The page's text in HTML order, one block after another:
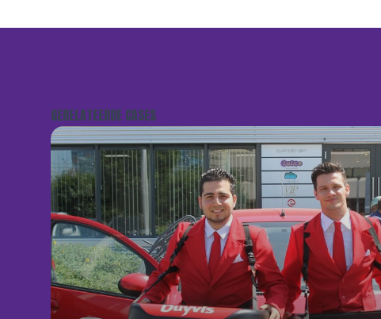
GERELATEERDE CASES